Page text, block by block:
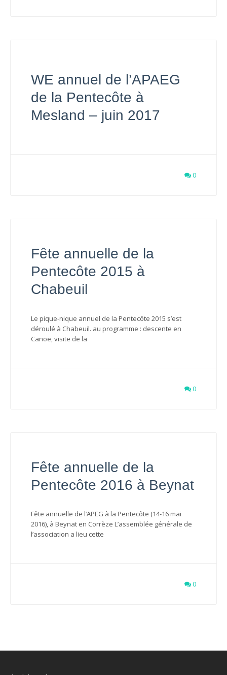
WE annuel de l’APAEG
de la Pentecôte à
Mesland – juin 2017
0
Fête annuelle de la
Pentecôte 2015 à
Chabeuil
Le pique-nique annuel de la Pentecôte 2015 s’est
déroulé à Chabeuil. au programme : descente en
Canoë, visite de la
0
Fête annuelle de la
Pentecôte 2016 à Beynat
Fête annuelle de l’APEG à la Pentecôte (14-16 mai
2016), à Beynat en Corrèze L’assemblée générale de
l’association a lieu cette
0